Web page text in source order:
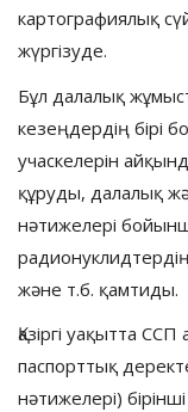
картографиялық
жүргізуде.
Бұл далалық
кезеңдердің бірі
учаскелерін
құруды, далалық
нәтижелері
және т.б. қамтиды.
Қазіргі уақытта
паспорттық
нәтижелері)